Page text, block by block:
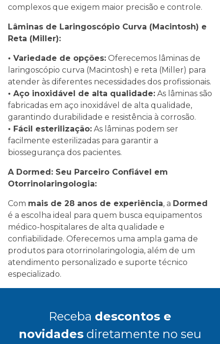
complexos que exigem maior precisão e controle.
Lâminas de Laringoscópio Curva (Macintosh) e
Reta (Miller):
• Variedade de opções: Oferecemos lâminas de
laringoscópio curva (Macintosh) e reta (Miller) para
atender às diferentes necessidades dos profissionais.
• Aço inoxidável de alta qualidade: As lâminas são
fabricadas em aço inoxidável de alta qualidade,
garantindo durabilidade e resistência à corrosão.
• Fácil esterilização: As lâminas podem ser
facilmente esterilizadas para garantir a
biossegurança dos pacientes.
A Dormed: Seu Parceiro Confiável em
Otorrinolaringologia:
Com mais de 28 anos de experiência, a Dormed
é a escolha ideal para quem busca equipamentos
médico-hospitalares de alta qualidade e
confiabilidade. Oferecemos uma ampla gama de
produtos para otorrinolaringologia, além de um
atendimento personalizado e suporte técnico
especializado.
Receba descontos e
novidades diretamente no seu